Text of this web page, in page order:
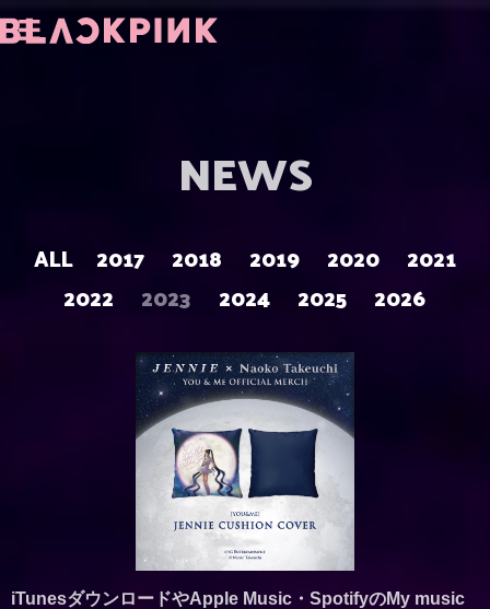
NEWS
ALL 2017 2018 2019 2020
2021
2022
2023 2024 2025 2026
iTunesダウンロードやApple Music・SpotifyのMy music